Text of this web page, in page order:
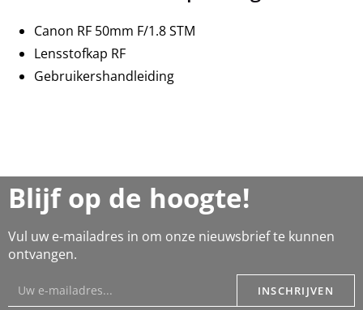
Canon RF 50mm F/1.8 STM
Lensstofkap RF
Gebruikershandleiding
Blijf op de hoogte!
Vul uw e-mailadres in om onze nieuwsbrief te kunnen
ontvangen.
INSCHRIJVEN